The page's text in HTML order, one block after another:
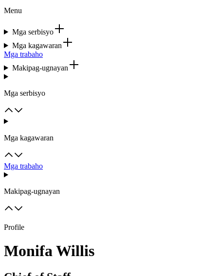
Menu
Mga serbisyo
Mga kagawaran
Mga trabaho
Makipag-ugnayan
Mga serbisyo
Mga kagawaran
Mga trabaho
Makipag-ugnayan
Profile
Monifa Willis